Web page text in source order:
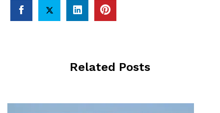
Related Posts